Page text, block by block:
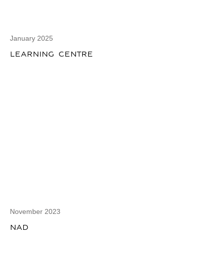
January 2025
LEARNING CENTRE
November 2023
NAD